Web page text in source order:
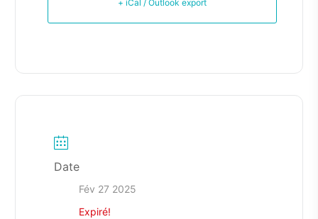
+ iCal / Outlook export
Date
Fév 27 2025
Expiré!